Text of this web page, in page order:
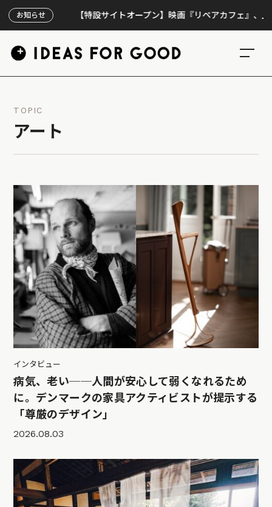
お知らせ【特設サイトオープン】映画『リペアカフェ』、上映300回
TOPIC
アート
インタビュー
病気、老い──人間が安心して弱くなれるため
に。デンマークの家具アクティビストが提示する
「尊厳のデザイン」
2026.08.03